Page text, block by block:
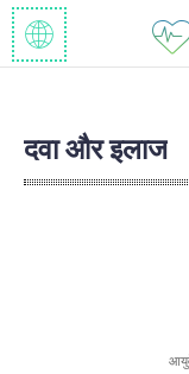
दवा और इलाज